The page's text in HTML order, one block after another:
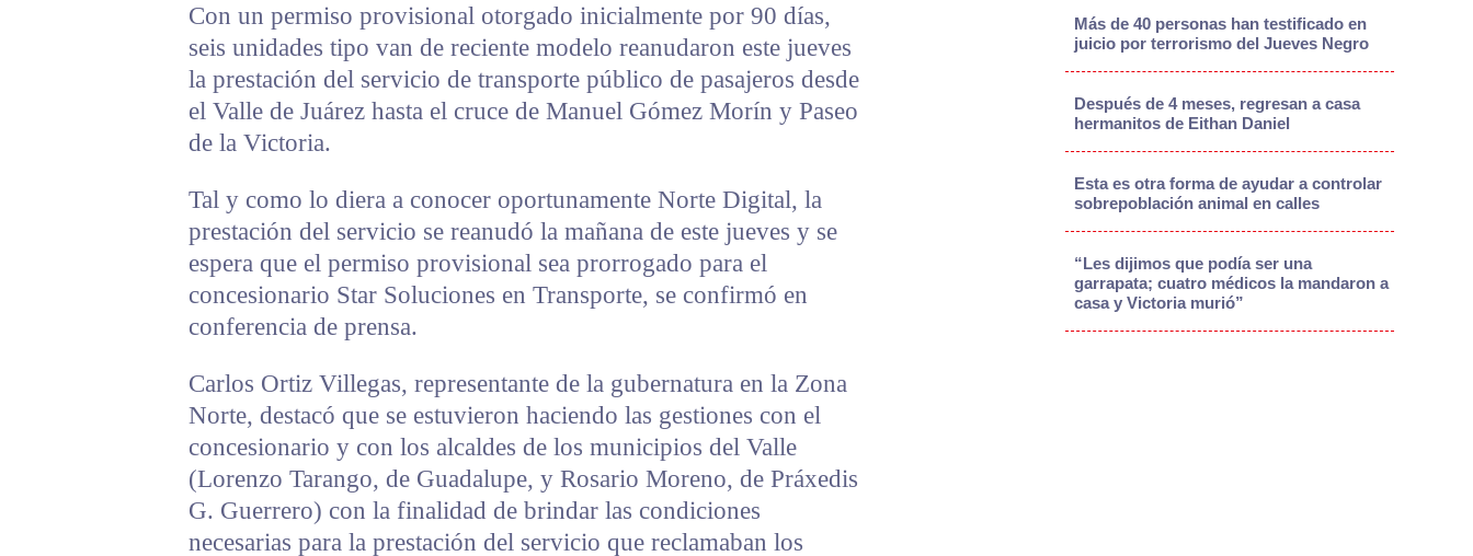
Con un permiso provisional otorgado inicialmente por 90 días,
seis unidades tipo van de reciente modelo reanudaron este jueves
la prestación del servicio de transporte público de pasajeros desde
el Valle de Juárez hasta el cruce de Manuel Gómez Morín y Paseo
de la Victoria.
Tal y como lo diera a conocer oportunamente Norte Digital, la
prestación del servicio se reanudó la mañana de este jueves y se
espera que el permiso provisional sea prorrogado para el
concesionario Star Soluciones en Transporte, se confirmó en
conferencia de prensa.
Carlos Ortiz Villegas, representante de la gubernatura en la Zona
Norte, destacó que se estuvieron haciendo las gestiones con el
concesionario y con los alcaldes de los municipios del Valle
(Lorenzo Tarango, de Guadalupe, y Rosario Moreno, de Práxedis
G. Guerrero) con la finalidad de brindar las condiciones
necesarias para la prestación del servicio que reclamaban los
Más de 40 personas han testificado en
juicio por terrorismo del Jueves Negro
Después de 4 meses, regresan a casa
hermanitos de Eithan Daniel
Esta es otra forma de ayudar a controlar
sobrepoblación animal en calles
“Les dijimos que podía ser una
garrapata; cuatro médicos la mandaron a
casa y Victoria murió”